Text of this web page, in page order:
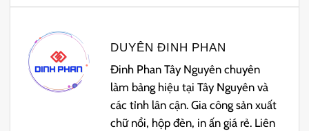
DUYÊN ĐINH PHAN
Đinh Phan Tây Nguyên chuyên
làm bảng hiệu tại Tây Nguyên và
các tỉnh lân cận. Gia công sản xuất
chữ nổi, hộp đèn, in ấn giá rẻ. Liên